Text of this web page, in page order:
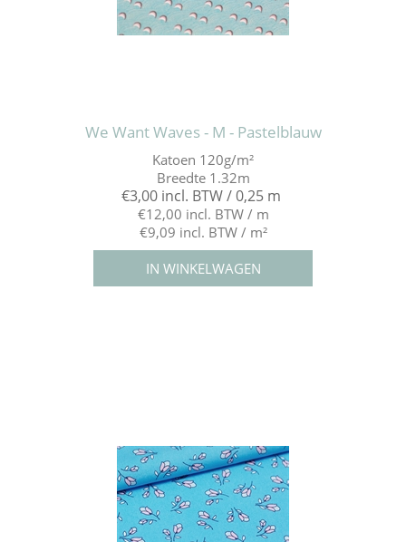
We Want Waves - M - Pastelblauw
Katoen 120g/m²
Breedte 1.32m
€3,00 incl. BTW / 0,25 m
€12,00 incl. BTW / m
€9,09 incl. BTW / m²